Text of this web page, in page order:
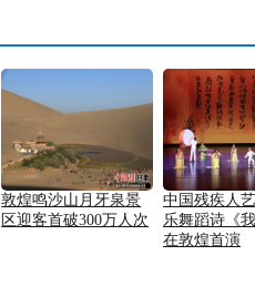
敦煌鸣沙山月牙泉景
区迎客首破300万人次
中国残疾人
乐舞蹈诗《
在敦煌首演